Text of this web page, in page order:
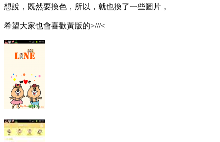
想說，既然要換色，所以，就也換了一些圖片，
希望大家也會喜歡黃版的>///<